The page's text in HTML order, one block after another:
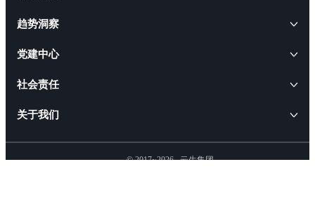
AI+软件
云生AI数字员工和HR智能体
云生AI解决方案
AI政策咨询解决方案
云生智慧服务解决方案
人事管理解决方案
趋势洞察
云生动态
CEO访谈
云生活动
客户案例
党建中心
社会责任
ESG报告
公益活动
关于我们
企业介绍
© 2017~2026云生集团